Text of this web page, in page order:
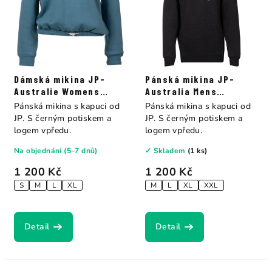
Dámská mikina JP-
Australie Womens
Sweater white /
peacock blue
1 200 Kč
S M L XL
Na objednání (5–7 dnů)
Detail
Pánská mikina s kapuci od
JP. S černým potiskem a
logem vpředu.
Pánská mikina JP-
Australia Mens
Sweater charcoal
Heather
1 200 Kč
M L XL XXL
✓ Skladem (1 ks)
Detail
Pánská mikina s kapuci od
JP. S černým potiskem a
logem vpředu.